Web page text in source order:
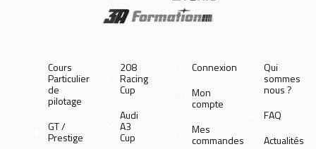
Cours
Particulier
de
pilotage
GT /
Prestige
208
Racing
Cup
Audi
A3
Cup
Connexion
Mon
compte
Mes
commandes
Qui
sommes
nous ?
FAQ
Actualités